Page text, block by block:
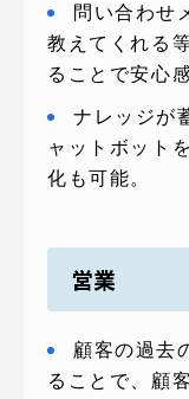
問い合わせ
教えてくれる
ることで安心
ナレッジが
ャットボット
化も可能。
営業
顧客の過去
ることで、顧